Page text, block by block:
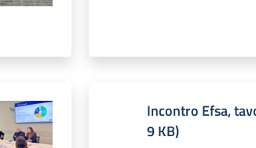
Incontro Efsa,
9 KB)